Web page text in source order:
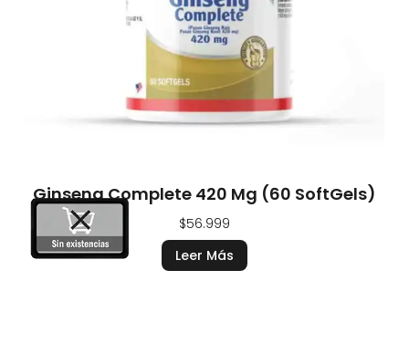
Ginseng Complete 420 Mg (60 SoftGels)
$56.999
Leer Más